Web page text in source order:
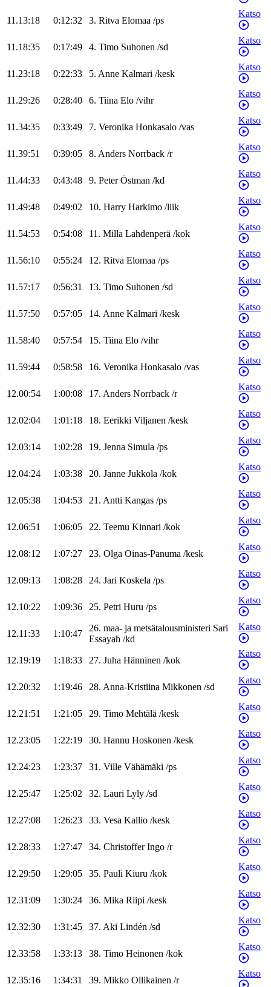
11.13:18 0:12:32 3. Ritva Elomaa /ps
Katso
11.18:35 0:17:49 4. Timo Suhonen /sd
Katso
11.23:18 0:22:33 5. Anne Kalmari /kesk
Katso
11.29:26 0:28:40 6. Tiina Elo /vihr
Katso
11.34:35 0:33:49 7. Veronika Honkasalo /vas
Katso
11.39:51 0:39:05 8. Anders Norrback /r
Katso
11.44:33 0:43:48 9. Peter Östman /kd
Katso
11.49:48 0:49:02 10. Harry Harkimo /liik
Katso
11.54:53 0:54:08 11. Milla Lahdenperä /kok
Katso
11.56:10 0:55:24 12. Ritva Elomaa /ps
Katso
11.57:17 0:56:31 13. Timo Suhonen /sd
Katso
11.57:50 0:57:05 14. Anne Kalmari /kesk
Katso
11.58:40 0:57:54 15. Tiina Elo /vihr
Katso
11.59:44 0:58:58 16. Veronika Honkasalo /vas
Katso
12.00:54 1:00:08 17. Anders Norrback /r
Katso
12.02:04 1:01:18 18. Eerikki Viljanen /kesk
Katso
12.03:14 1:02:28 19. Jenna Simula /ps
Katso
12.04:24 1:03:38 20. Janne Jukkola /kok
Katso
12.05:38 1:04:53 21. Antti Kangas /ps
Katso
12.06:51 1:06:05 22. Teemu Kinnari /kok
Katso
12.08:12 1:07:27 23. Olga Oinas-Panuma /kesk
Katso
12.09:13 1:08:28 24. Jari Koskela /ps
Katso
12.10:22 1:09:36 25. Petri Huru /ps
Katso
12.11:33 1:10:47
26. maa- ja metsätalousministeri Sari
Essayah /kd
Katso
12.19:19 1:18:33 27. Juha Hänninen /kok
Katso
12.20:32 1:19:46 28. Anna-Kristiina Mikkonen /sd
Katso
12.21:51 1:21:05 29. Timo Mehtälä /kesk
Katso
12.23:05 1:22:19 30. Hannu Hoskonen /kesk
Katso
12.24:23 1:23:37 31. Ville Vähämäki /ps
Katso
12.25:47 1:25:02 32. Lauri Lyly /sd
Katso
12.27:08 1:26:23 33. Vesa Kallio /kesk
Katso
12.28:33 1:27:47 34. Christoffer Ingo /r
Katso
12.29:50 1:29:05 35. Pauli Kiuru /kok
Katso
12.31:09 1:30:24 36. Mika Riipi /kesk
Katso
12.32:30 1:31:45 37. Aki Lindén /sd
Katso
12.33:58 1:33:13 38. Timo Heinonen /kok
Katso
12.35:16 1:34:31 39. Mikko Ollikainen /r
Katso